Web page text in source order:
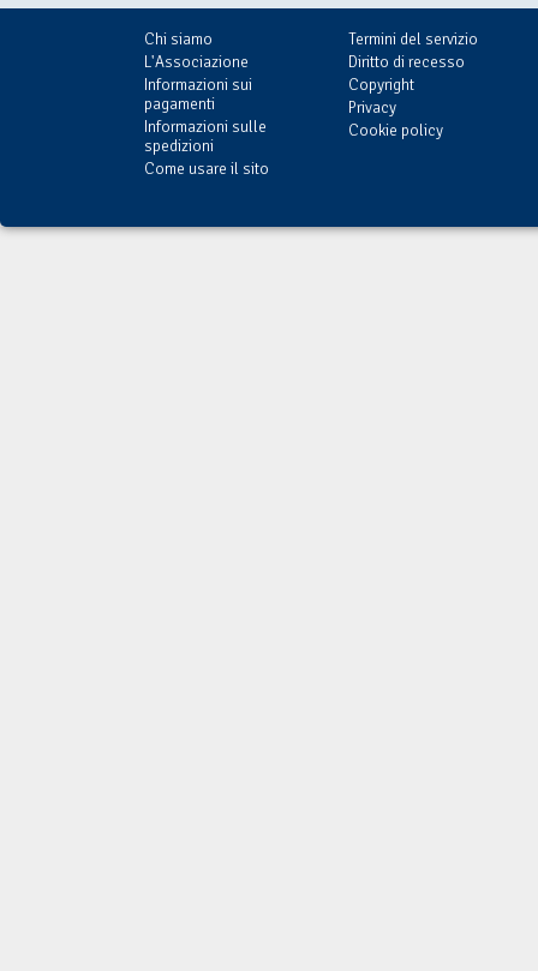
Chi siamo
L'Associazione
Informazioni sui
pagamenti
Informazioni sulle
spedizioni
Come usare il sito
Termini del servizio
Diritto di recesso
Copyright
Privacy
Cookie policy